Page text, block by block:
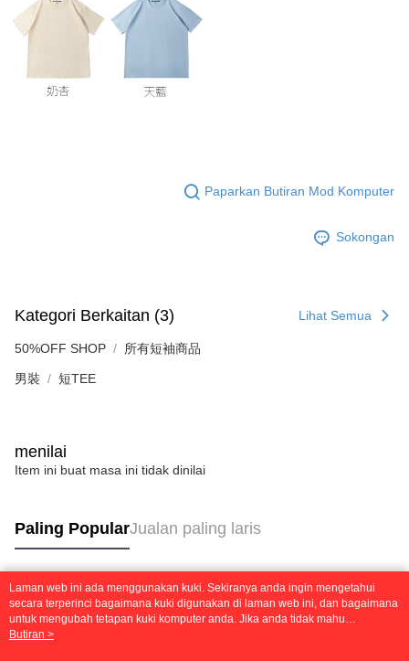
Paparkan Butiran Mod Komputer
Sokongan
Kategori Berkaitan (3) Lihat Semua
50%OFF SHOP 所有短袖商品
男裝 短TEE
menilai
Item ini buat masa ini tidak dinilai
Paling PopularJualan paling laris
Tag Popular
Laman web ini ada menggunakan kuki. Sekiranya anda ingin mengetahui
secara terperinci bagaimana kuki digunakan di laman web ini, dan bagaimana
untuk mengubah tetapan kuki komputer anda. Jika anda tidak mahu
menggunakan kuki di komputer anda, sila rujuk penerangan mengenai kuki.
Butiran >